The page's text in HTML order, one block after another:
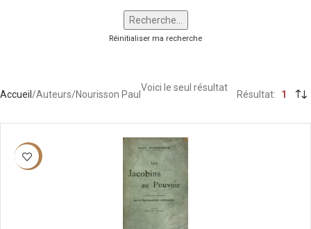
Réinitialiser ma recherche
Accueil Auteurs Nourisson Paul
Voici le seul résultat
Résultat 1
-40%